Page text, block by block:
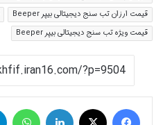
قیمت ارزان تب سنج دیجیتالی بیپر Beeper
قیمت ویژه تب سنج دیجیتالی بیپر Beeper
فیس بوک لینکدین